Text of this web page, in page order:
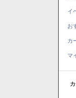
イ
お
カ
マ
カ